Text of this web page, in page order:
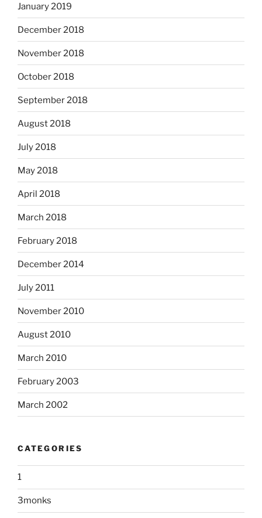
January 2019
December 2018
November 2018
October 2018
September 2018
August 2018
July 2018
May 2018
April 2018
March 2018
February 2018
December 2014
July 2011
November 2010
August 2010
March 2010
February 2003
March 2002
CATEGORIES
1
3monks